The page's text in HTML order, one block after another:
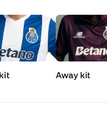
Away kit